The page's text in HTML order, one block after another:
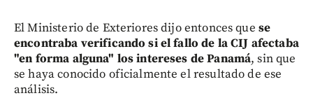
El Ministerio de Exteriores dijo entonces que se
encontraba verificando si el fallo de la CIJ afectaba
"en forma alguna" los intereses de Panamá, sin que
se haya conocido oficialmente el resultado de ese
análisis.